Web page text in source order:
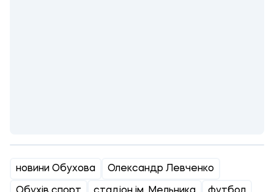
новини Обухова Олександр Левченко